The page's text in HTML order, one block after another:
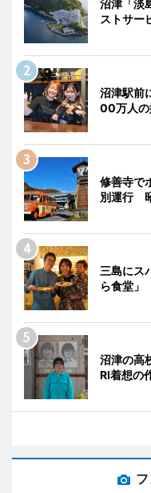
沼津「淡
ストサー
沼津駅前
00万人の
修善寺で
別運行
三島にス
ら食堂
沼津の高
RI着想の